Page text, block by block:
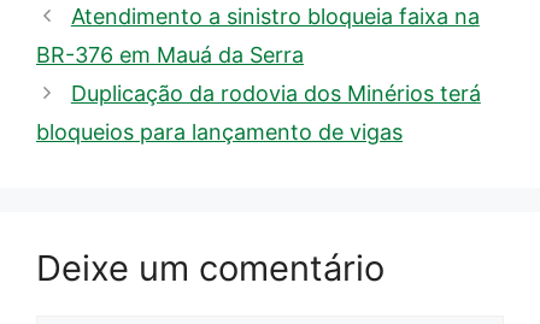
Atendimento a sinistro bloqueia faixa na
BR-376 em Mauá da Serra
Duplicação da rodovia dos Minérios terá
bloqueios para lançamento de vigas
Deixe um comentário